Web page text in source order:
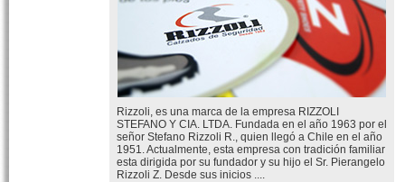
Rizzoli, es una marca de la empresa RIZZOLI
STEFANO Y CIA. LTDA. Fundada en el año 1963 por el
señor Stefano Rizzoli R., quien llegó a Chile en el año
1951. Actualmente, esta empresa con tradición familiar
esta dirigida por su fundador y su hijo el Sr. Pierangelo
Rizzoli Z. Desde sus inicios ....